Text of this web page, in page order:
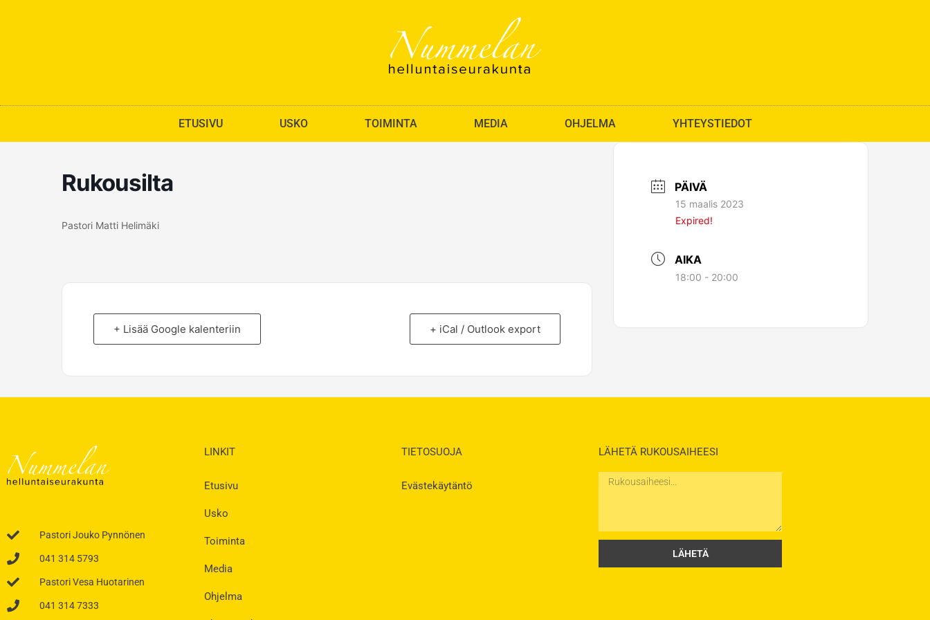
ETUSIVU USKO TOIMINTA MEDIA OHJELMA YHTEYSTIEDOT
Rukousilta
Pastori Matti Helimäki
+ Lisää Google kalenteriin + iCal / Outlook export
PÄIVÄ
15 maalis 2023
Expired!
AIKA
18:00 - 20:00
Pastori Jouko Pynnönen
041 314 5793
Pastori Vesa Huotarinen
041 314 7333
LINKIT
Etusivu
Usko
Toiminta
Media
Ohjelma
TIETOSUOJA
Evästekäytäntö
LÄHETÄ RUKOUSAIHEESI
Rukousaihe
LÄHETÄ